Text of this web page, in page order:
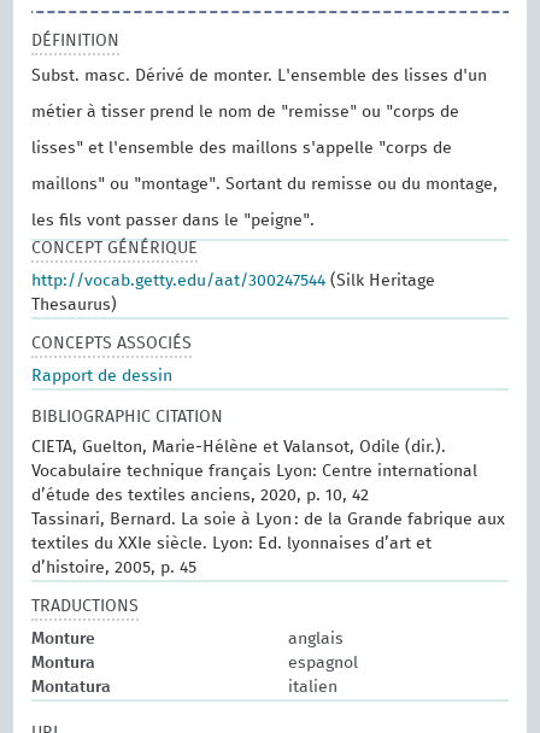
DÉFINITION
Subst. masc. Dérivé de monter. L'ensemble des lisses d'un
métier à tisser prend le nom de "remisse" ou "corps de
lisses" et l'ensemble des maillons s'appelle "corps de
maillons" ou "montage". Sortant du remisse ou du montage,
les fils vont passer dans le "peigne".
CONCEPT GÉNÉRIQUE
http://vocab.getty.edu/aat/300247544 (Silk Heritage
Thesaurus)
CONCEPTS ASSOCIÉS
Rapport de dessin
BIBLIOGRAPHIC CITATION
CIETA, Guelton, Marie-Hélène et Valansot, Odile (dir.).
Vocabulaire technique français Lyon: Centre international
d’étude des textiles anciens, 2020, p. 10, 42
Tassinari, Bernard. La soie à Lyon : de la Grande fabrique aux
textiles du XXIe siècle. Lyon: Ed. lyonnaises d’art et
d’histoire, 2005, p. 45
TRADUCTIONS
Monture
anglais
Montura
espagnol
Montatura
italien